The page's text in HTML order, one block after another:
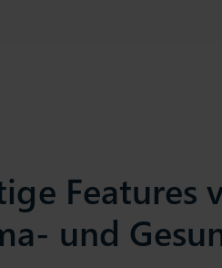
Features
und